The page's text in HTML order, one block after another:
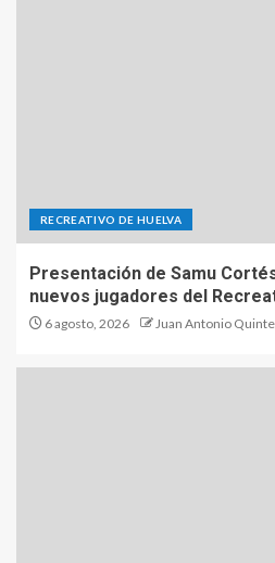
RECREATIVO DE HUELVA
Presentación de Samu
nuevos jugadores del
6 agosto, 2026 Juan Antonio